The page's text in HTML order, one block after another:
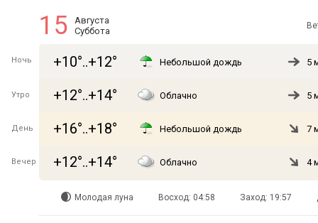
15
Августа
Суббота
Ночь +10°..+12° Небольшой дождь 5
Утро +12°..+14° Облачно 5
День +16°..+18° Небольшой дождь 7
Вечер +12°..+14° Облачно 4
Молодая луна Восход: 04:58 Заход: 19:57